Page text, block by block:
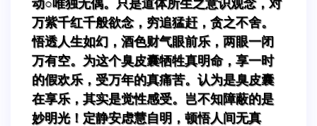
动○唯独无偶。只是道体所生之意识观念，对
万紫千红千般欲念，穷追猛赶，贪之不舍。
悟透人生如幻，酒色财气眼前乐，两眼一闭
万有空。为这个臭皮囊牺牲真明命，享一时
的假欢乐，受万年的真痛苦。认为是臭皮囊
在享乐，其实是觉性感受。岂不知障蔽的是
妙明光！定静安虑慧自明，顿悟人间无真